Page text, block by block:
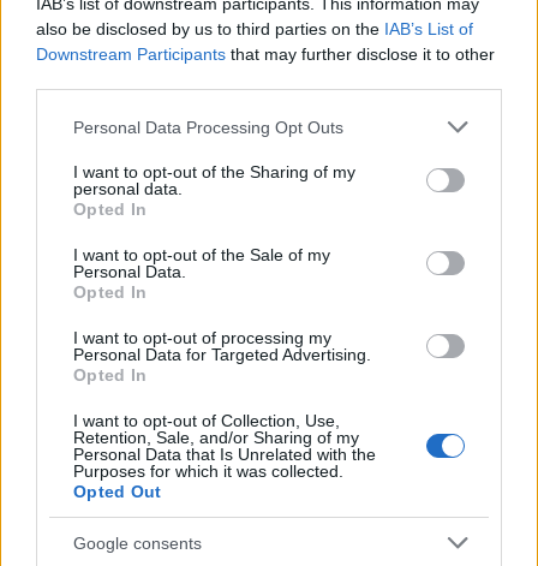
also be disclosed by us to third parties on the IAB’s List of
Downstream Participants that may further disclose it to other
Please note that this website/app uses one or more Google
not limited to your visit or usage behaviour. You may click to
grant or deny consent to Google and its third-party tags to
use your data for below specified purposes in below Google
consent section.
Personal Data Processing Opt Outs
I want to opt-out of the Sharing of my
personal data.
Opted In
I want to opt-out of the Sale of my
Personal Data.
Opted In
I want to opt-out of processing my
Personal Data for Targeted Advertising.
Opted In
I want to opt-out of Collection, Use,
Retention, Sale, and/or Sharing of my
Personal Data that Is Unrelated with the
Purposes for which it was collected.
Opted Out
Google consents
Slovenj Gradec Mežica
Kategorije: Novice Novice
Ključne besede: kazen sodišče
Koncert skupine Delta Riff na
Festivalu SHOTS prestavljen na
Slovenj Gradec: Filmske
premiere, napete zgodbe in